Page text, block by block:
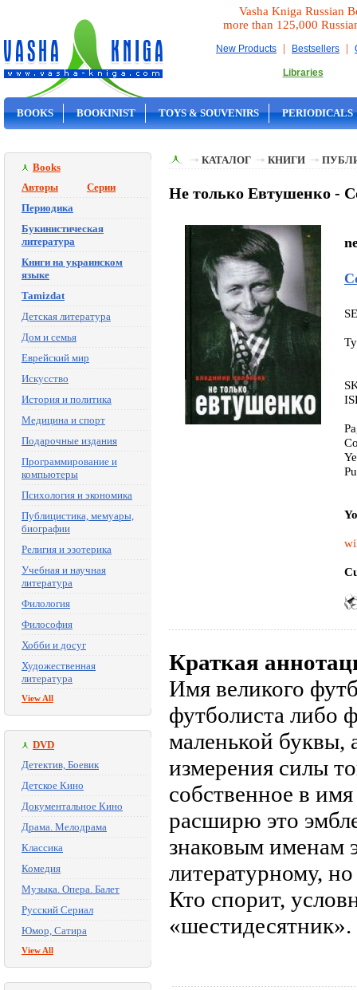
Vasha Kniga Russian
more than 125,000
New Products | Bestsellers |
Libraries
BOOKS BOOKINIST TOYS & SOUVENIRS PERIODICALS
Books
Авторы
Серии
Периодика
Букинистическая
литература
Книги на украинском
языке
Tamizdat
Детская литература
Дом и семья
Еврейский мир
Искусство
История и политика
Медицина и спорт
Подарочные издания
Программирование и
компьютеры
Психология и экономика
Публицистика, мемуары,
биографии
Религия и эзотерика
Учебная и научная
литература
Филология
Философия
Хобби и досуг
Художественная
литература
View All
DVD
Детектив, Боевик
Детское Кино
Документальное Кино
Драма. Мелодрама
Классика
Комедия
Музыка. Опера. Балет
Русский Сериал
Юмор, Сатира
View All
КАТАЛОГ КНИГИ
Не только Евтушенко -
Краткая
Имя великого
футболиста либо
маленькой буквы,
измерения силы
собственное в
расширю это
знаковым именам
литературному,
Кто спорит,